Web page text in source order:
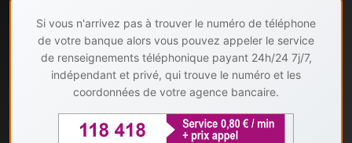
Si vous n'arrivez pas à trouver le numéro de téléphone
de votre banque alors vous pouvez appeler le service
de renseignements téléphonique payant 24h/24 7j/7,
indépendant et privé, qui trouve le numéro et les
coordonnées de votre agence bancaire.